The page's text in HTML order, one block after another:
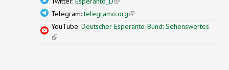
Telegram:telegramo.org(link is external)
YouTube: Deutscher Esperanto-Bund: Sehenswertes
(link is external)